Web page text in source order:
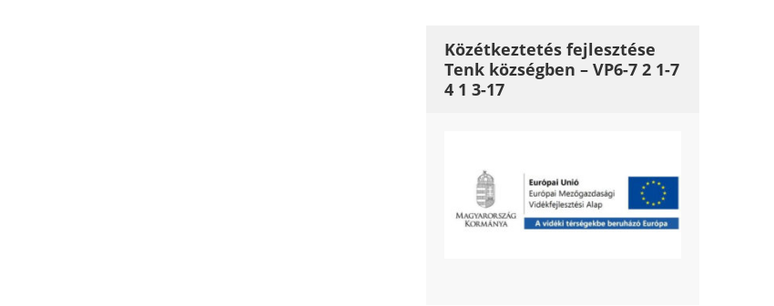
Közétkeztetés fejlesztése
Tenk községben – VP6-7 2 1-7
4 1 3-17